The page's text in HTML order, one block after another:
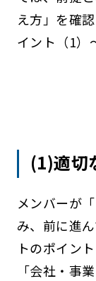
え方」を確
イント（1）
(1)適切
メンバーが
み、前に進
トのポイン
「会社・事